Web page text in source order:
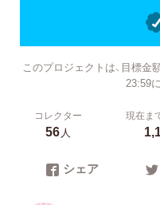
このプロジェクトは、目標金
23:59
コレクター
56人
現在ま
シェア